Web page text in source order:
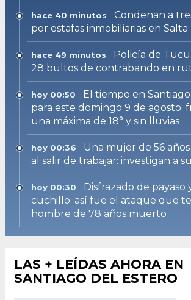
hace 40 minutos
Condenan a
por estafas inmobiliarias en Salta
hace 49 minutos
Policía de
28 bultos de contrabando en
hoy 00:50
El tiempo en
para este domingo 9 de agosto:
una máxima de 18° y sin lluvias
hoy 00:36
Una mujer de 56
al salir de trabajar: investigan a
hoy 00:30
Disfrazado de payaso
cuchillo: así fue el ataque que
hombre de 78 años muerto
LAS + LEÍDAS AHORA EN
SANTIAGO DEL ESTERO